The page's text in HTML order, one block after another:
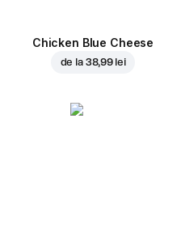
Chicken Blue Cheese
de la 38,99 lei